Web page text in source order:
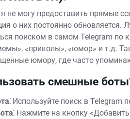
не могу предоставить прямые
о них постоянно обновляется.
поиском в самом Telegram
«приколы», «юмор» и т.д.
юмору, где часто
смешные
Используйте поиск в
Нажмите на кнопку